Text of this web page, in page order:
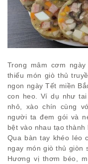
Trong mâm cơm
thiếu món giò thủ
ngon ngày Tết miền
con heo. Ví dụ như
nhỏ, xào chín cùng
người ta đem gói và
bệt vào nhau tạo thành
Qua bàn tay khéo léo
ngay món giò thủ giòn
Hương vị thơm béo,